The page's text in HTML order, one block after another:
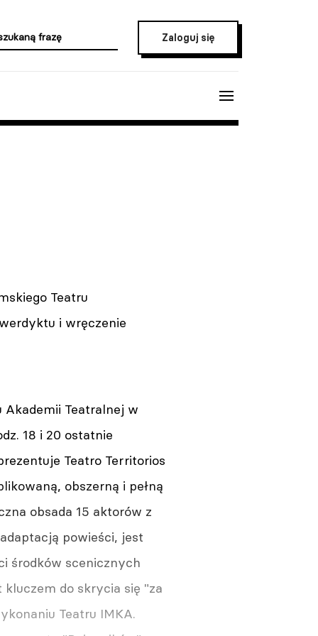
Zaloguj się
Teatru
i wręczenie
Teatralnej w
18 i 20 ostatnie
Teatro Territorios
obszerną i pełną
obsada 15 aktorów z
powieści, jest
środków scenicznych
do skrycia się "za
Teatru IMKA.